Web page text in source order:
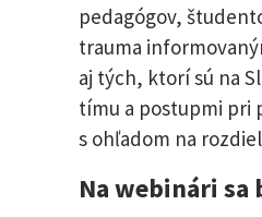
pedagógov,
trauma
aj tých, ktorí sú na
tímu a postupmi pri
s ohľadom na
Na webinári sa